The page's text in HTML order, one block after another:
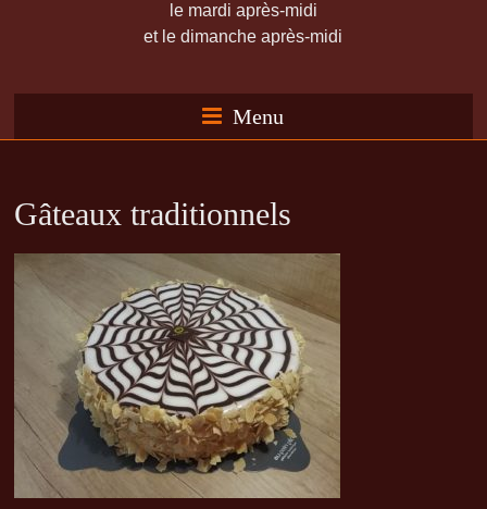
le mardi après-midi
et le dimanche après-midi
Menu
Gâteaux traditionnels